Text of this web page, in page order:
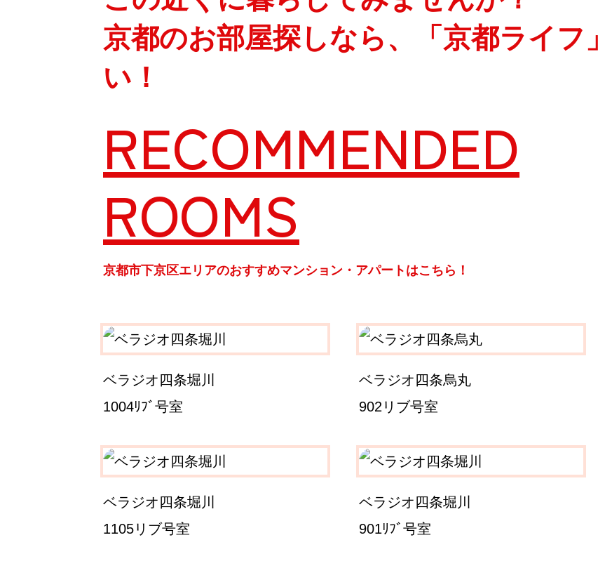
京都のお部屋探しなら、「京都ライフ
い！
RECOMMENDED
ROOMS
京都市下京区エリアのおすすめマンション・アパートはこちら！
ベラジオ四条堀川
1004ﾘﾌﾞ号室
ベラジオ四条烏丸
902リブ号室
ベラジオ四条堀川
1105リブ号室
ベラジオ四条堀川
901ﾘﾌﾞ号室